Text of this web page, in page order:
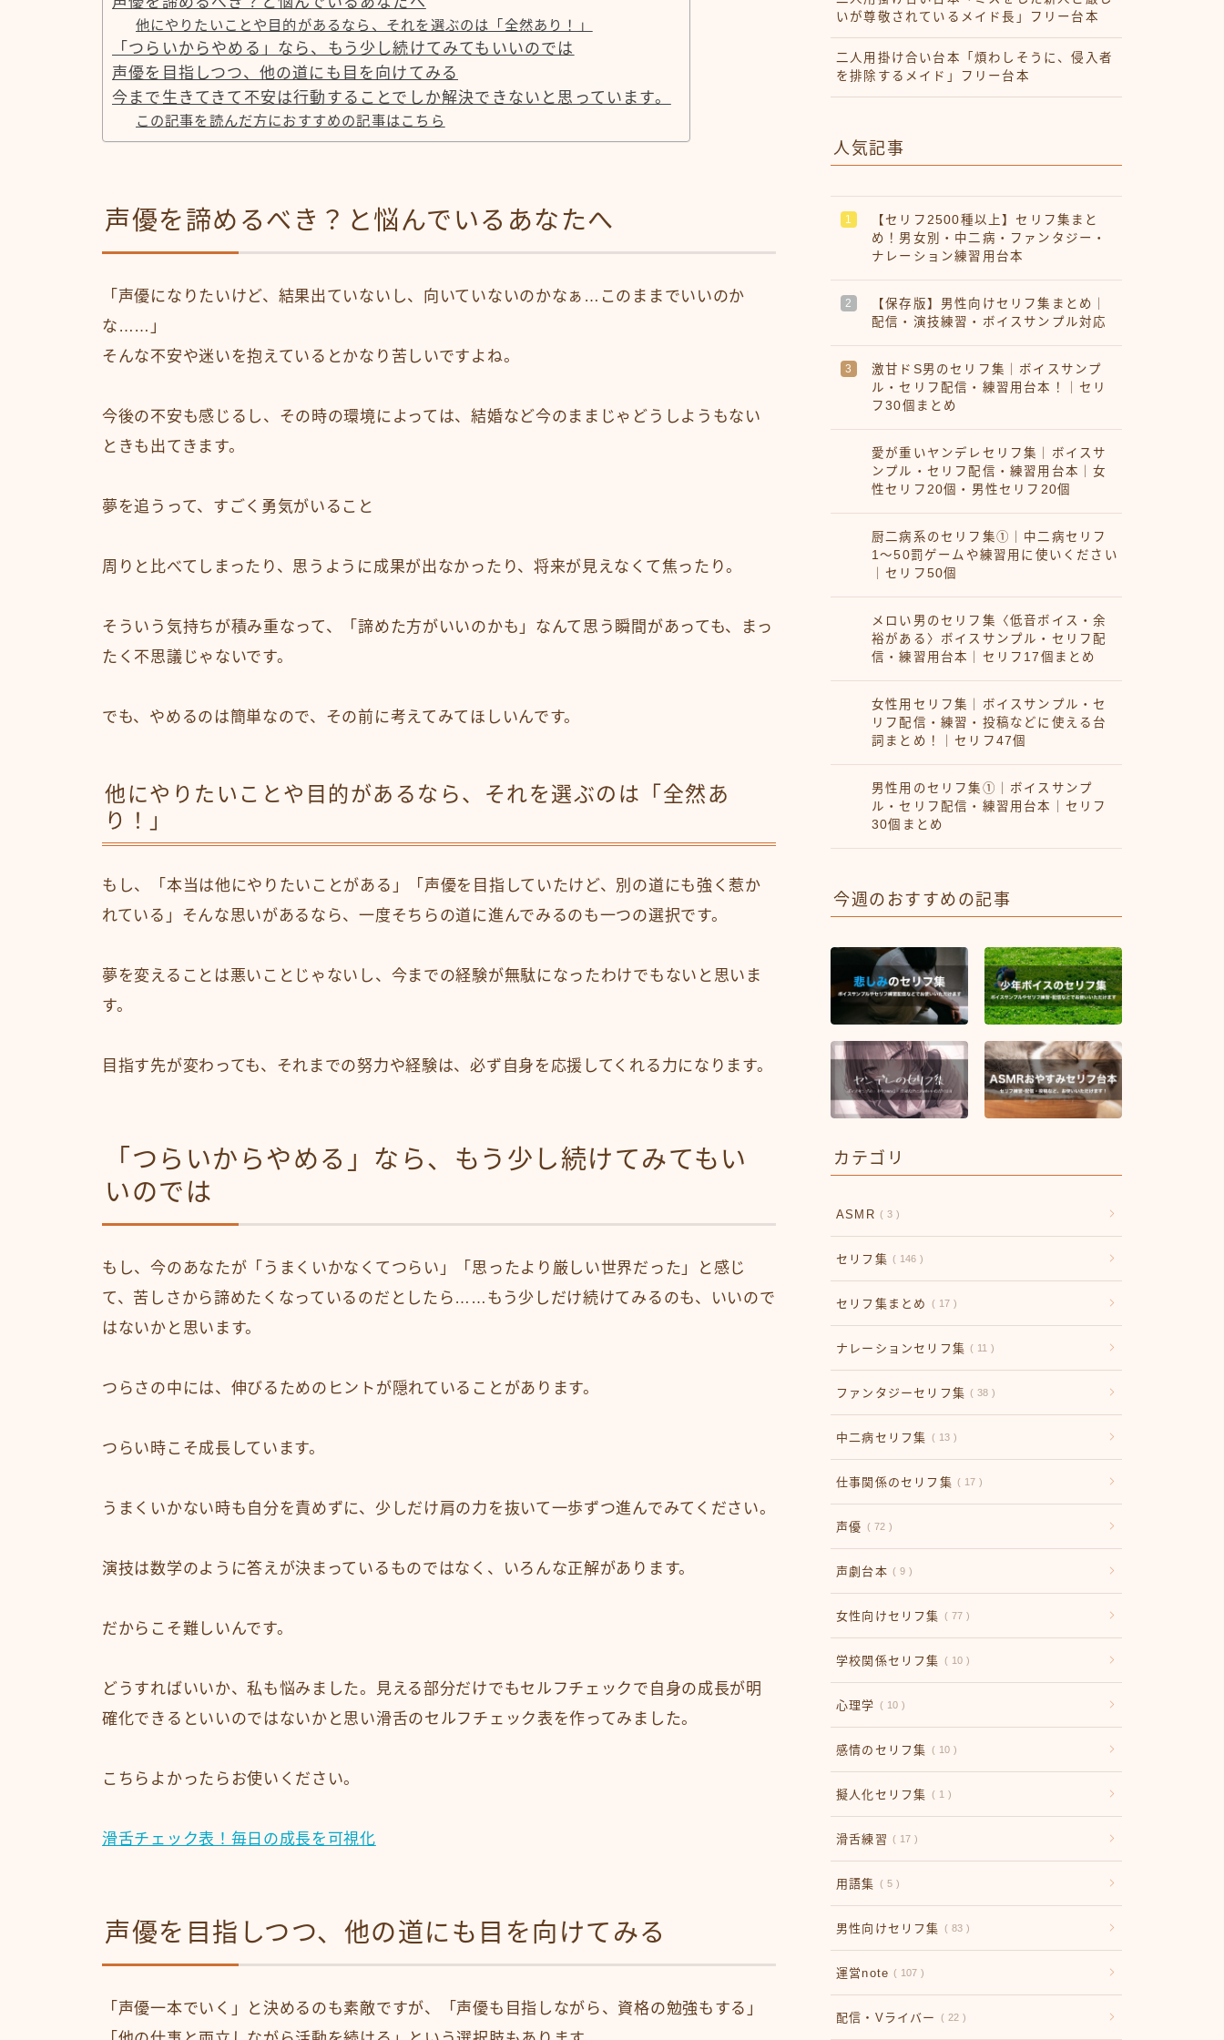
他にやりたいことや目的があるなら、それを選ぶのは「全然あり！」
「つらいからやめる」なら、もう少し続けてみてもいいのでは
声優を目指しつつ、他の道にも目を向けてみる
今まで生きてきて不安は行動することでしか解決できないと思っています。
この記事を読んだ方におすすめの記事はこちら
声優を諦めるべき？と悩んでいるあなたへ
「声優になりたいけど、結果出ていないし、向いていないのかなぁ…このままでいいのか
な……」
そんな不安や迷いを抱えているとかなり苦しいですよね。
今後の不安も感じるし、その時の環境によっては、結婚など今のままじゃどうしようもない
ときも出てきます。
夢を追うって、すごく勇気がいること
周りと比べてしまったり、思うように成果が出なかったり、将来が見えなくて焦ったり。
そういう気持ちが積み重なって、「諦めた方がいいのかも」なんて思う瞬間があっても、まっ
たく不思議じゃないです。
でも、やめるのは簡単なので、その前に考えてみてほしいんです。
他にやりたいことや目的があるなら、それを選ぶのは「全然あ
り！」
もし、「本当は他にやりたいことがある」「声優を目指していたけど、別の道にも強く惹か
れている」そんな思いがあるなら、一度そちらの道に進んでみるのも一つの選択です。
夢を変えることは悪いことじゃないし、今までの経験が無駄になったわけでもないと思いま
す。
目指す先が変わっても、それまでの努力や経験は、必ず自身を応援してくれる力になります。
「つらいからやめる」なら、もう少し続けてみてもい
いのでは
もし、今のあなたが「うまくいかなくてつらい」「思ったより厳しい世界だった」と感じ
て、苦しさから諦めたくなっているのだとしたら……もう少しだけ続けてみるのも、いいので
はないかと思います。
つらさの中には、伸びるためのヒントが隠れていることがあります。
つらい時こそ成長しています。
うまくいかない時も自分を責めずに、少しだけ肩の力を抜いて一歩ずつ進んでみてください。
演技は数学のように答えが決まっているものではなく、いろんな正解があります。
だからこそ難しいんです。
どうすればいいか、私も悩みました。見える部分だけでもセルフチェックで自身の成長が明
確化できるといいのではないかと思い滑舌のセルフチェック表を作ってみました。
こちらよかったらお使いください。
滑舌チェック表！毎日の成長を可視化
声優を目指しつつ、他の道にも目を向けてみる
「声優一本でいく」と決めるのも素敵ですが、「声優も目指しながら、資格の勉強もする」
いが尊敬されているメイド長」フリー台本
二人用掛け合い台本「煩わしそうに、侵入者
を排除するメイド」フリー台本
人気記事
【セリフ2500種以上】セリフ集まと
め！男女別・中二病・ファンタジー・
ナレーション練習用台本
【保存版】男性向けセリフ集まとめ｜
配信・演技練習・ボイスサンプル対応
激甘ドS男のセリフ集｜ボイスサンプ
ル・セリフ配信・練習用台本！｜セリ
フ30個まとめ
愛が重いヤンデレセリフ集｜ボイスサ
ンプル・セリフ配信・練習用台本｜女
性セリフ20個・男性セリフ20個
厨二病系のセリフ集①｜中二病セリフ
1〜50罰ゲームや練習用に使いください
｜セリフ50個
メロい男のセリフ集〈低音ボイス・余
裕がある〉ボイスサンプル・セリフ配
信・練習用台本｜セリフ17個まとめ
女性用セリフ集｜ボイスサンプル・セ
リフ配信・練習・投稿などに使える台
詞まとめ！｜セリフ47個
男性用のセリフ集①｜ボイスサンプ
ル・セリフ配信・練習用台本｜セリフ
30個まとめ
今週のおすすめの記事
カテゴリ
ASMR 3
セリフ集 146
セリフ集まとめ 17
ナレーションセリフ集 11
ファンタジーセリフ集 38
中二病セリフ集 13
仕事関係のセリフ集 17
声優 72
声劇台本 9
女性向けセリフ集 77
学校関係セリフ集 10
心理学 10
感情のセリフ集 10
擬人化セリフ集 1
滑舌練習 17
用語集 5
男性向けセリフ集 83
運営note 107
配信・Vライバー 22